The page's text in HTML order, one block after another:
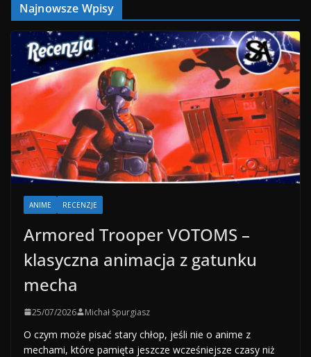
Najnowsze Wpisy
ANIME RECENZJE
Armored Trooper VOTOMS –
klasyczna animacja z gatunku
mecha
25/07/2026 Michał Spurgiasz
O czym może pisać stary chłop, jeśli nie o anime z
mechami, które pamięta jeszcze wcześniejsze czasy niż